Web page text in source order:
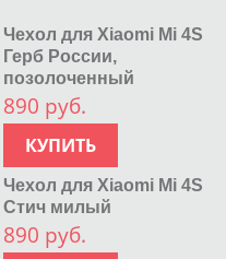
Чехол для Xiaomi Mi 4S
Герб России,
позолоченный
890 руб.
КУПИТЬ
Чехол для Xiaomi Mi 4S
Стич милый
890 руб.